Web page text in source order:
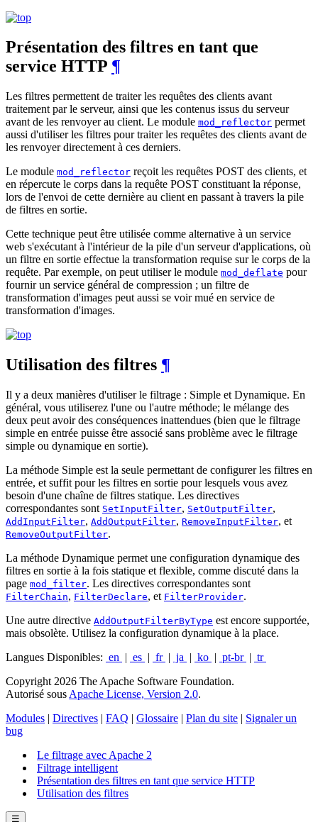
Présentation des filtres en tant que
service HTTP ¶
Les filtres permettent de traiter les requêtes des clients avant
traitement par le serveur, ainsi que les contenus issus du serveur
avant de les renvoyer au client. Le module mod_reflector permet
aussi d'utiliser les filtres pour traiter les requêtes des clients avant de
les renvoyer directement à ces derniers.
Le module mod_reflector reçoit les requêtes POST des clients, et
en répercute le corps dans la requête POST constituant la réponse,
lors de l'envoi de cette dernière au client en passant à travers la pile
de filtres en sortie.
Cette technique peut être utilisée comme alternative à un service
web s'exécutant à l'intérieur de la pile d'un serveur d'applications, où
un filtre en sortie effectue la transformation requise sur le corps de la
requête. Par exemple, on peut utiliser le module mod_deflate pour
fournir un service général de compression ; un filtre de
transformation d'images peut aussi se voir mué en service de
transformation d'images.
Utilisation des filtres ¶
Il y a deux manières d'utiliser le filtrage : Simple et Dynamique. En
général, vous utiliserez l'une ou l'autre méthode; le mélange des
deux peut avoir des conséquences inattendues (bien que le filtrage
simple en entrée puisse être associé sans problème avec le filtrage
simple ou dynamique en sortie).
La méthode Simple est la seule permettant de configurer les filtres en
entrée, et suffit pour les filtres en sortie pour lesquels vous avez
besoin d'une chaîne de filtres statique. Les directives
correspondantes sont SetInputFilter, SetOutputFilter,
AddInputFilter, AddOutputFilter, RemoveInputFilter, et
RemoveOutputFilter.
La méthode Dynamique permet une configuration dynamique des
filtres en sortie à la fois statique et flexible, comme discuté dans la
page mod_filter. Les directives correspondantes sont
FilterChain, FilterDeclare, et FilterProvider.
Une autre directive AddOutputFilterByType est encore supportée,
mais obsolète. Utilisez la configuration dynamique à la place.
Langues Disponibles: en | es | fr | ja | ko | pt-br | tr
Copyright 2026 The Apache Software Foundation.
Autorisé sous Apache License, Version 2.0.
Modules | Directives | FAQ | Glossaire | Plan du site | Signaler un
bug
Le filtrage avec Apache 2
Filtrage intelligent
Présentation des filtres en tant que service HTTP
Utilisation des filtres
☰